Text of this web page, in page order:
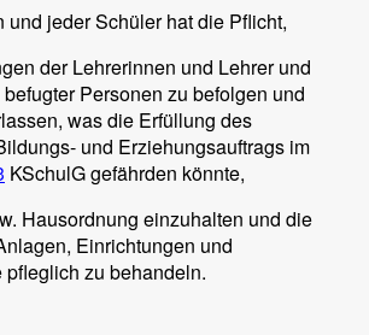
und jeder Schüler hat die Pflicht,
der Lehrerinnen und Lehrer und
Personen zu befolgen und
was die Erfüllung des
und Erziehungsauftrags im
KSchulG gefährden könnte,
Hausordnung einzuhalten und die
Einrichtungen und
pfleglich zu behandeln.